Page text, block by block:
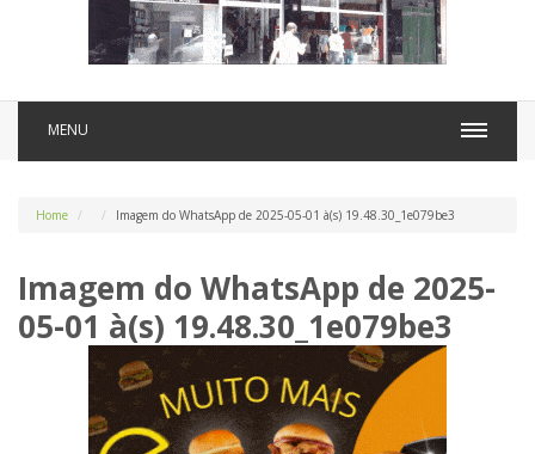
MENU
Home Imagem do WhatsApp de 2025-05-01 à(s) 19.48.30_1e079be3
Imagem do WhatsApp de 2025-
05-01 à(s) 19.48.30_1e079be3